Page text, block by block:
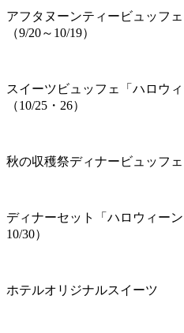
アフタヌーンティービュッフ
（9/20～10/19）
スイーツビュッフェ「ハロウ
（10/25・26）
秋の収穫祭ディナービュッフェ
ディナーセット「ハロウィー
10/30）
ホテルオリジナルスイーツ